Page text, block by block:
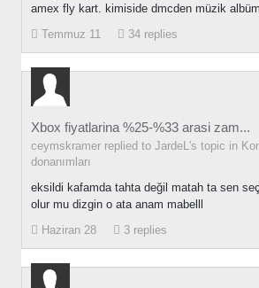
amex fly kart. kimiside dmcden müzik albüm
Temmuz 11
34 replies
Xbox fiyatlarina %25-%33 arasi zam...
ceymskramer replied to JardeL's topic in
donanımları
eksildi kafamda tahta değil matah ta sen
olur mu dizgin o ata anam mabelll
Haziran 28
3 replies